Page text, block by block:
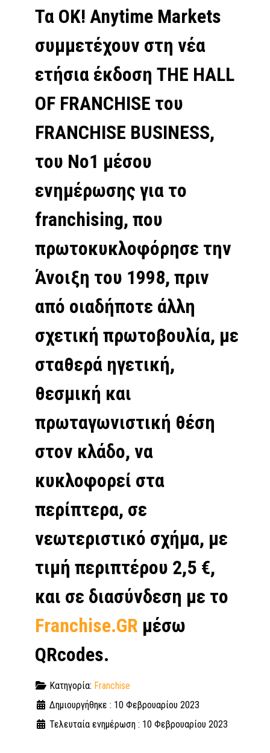
Τα OK! Anytime Markets
συμμετέχουν στη νέα
ετήσια έκδοση THE HALL
OF FRANCHISE του
FRANCHISE BUSINESS,
του Νο1 μέσου
ενημέρωσης για το
franchising, που
πρωτοκυκλοφόρησε την
Άνοιξη του 1998, πριν
από οιαδήποτε άλλη
σχετική πρωτοβουλία, με
σταθερά ηγετική,
θεσμική και
πρωταγωνιστική θέση
στον κλάδο, να
κυκλοφορεί στα
περίπτερα, σε
νεωτεριστικό σχήμα, με
τιμή περιπτέρου 2,5 €,
και σε διασύνδεση με το
Franchise.GR μέσω
QRcodes.
Κατηγορία: Franchise
Δημιουργήθηκε : 10 Φεβρουαρίου 2023
Τελευταία ενημέρωση : 10 Φεβρουαρίου 2023